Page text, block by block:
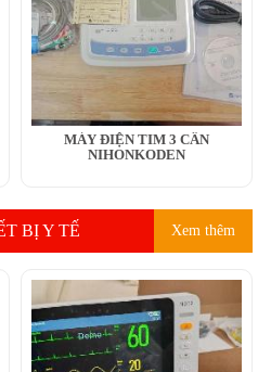
MÁY ĐIỆN TIM 3 CẦN
NIHONKODEN
BỊ Y TẾ Xem thêm